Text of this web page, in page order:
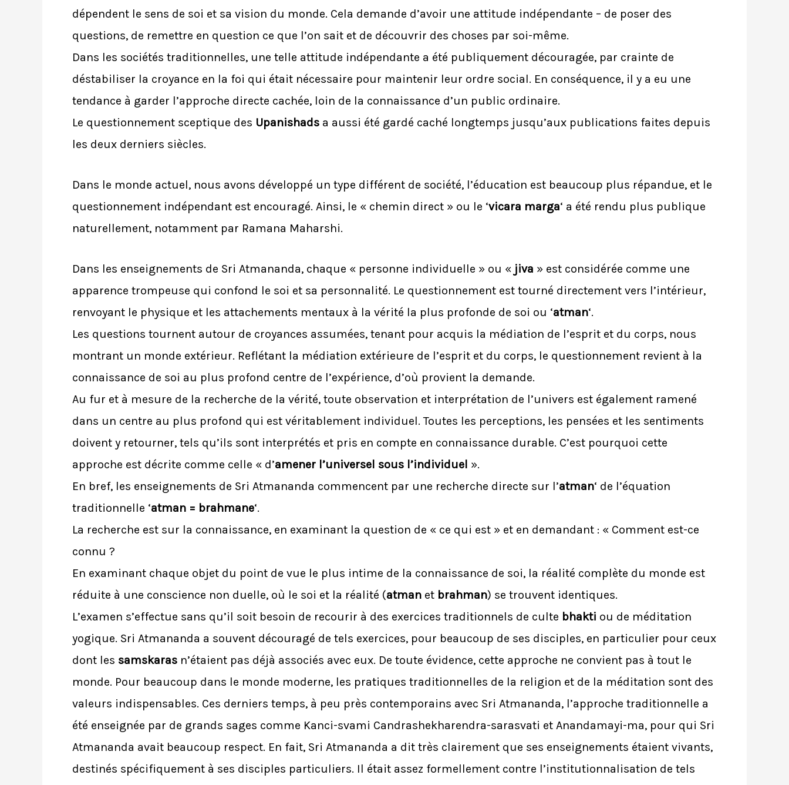
dépendent le sens de soi et sa vision du monde. Cela demande d’avoir une attitude indépendante – de poser des
questions, de remettre en question ce que l’on sait et de découvrir des choses par soi-même.
Dans les sociétés traditionnelles, une telle attitude indépendante a été publiquement découragée, par crainte de
déstabiliser la croyance en la foi qui était nécessaire pour maintenir leur ordre social. En conséquence, il y a eu une
tendance à garder l’approche directe cachée, loin de la connaissance d’un public ordinaire.
Le questionnement sceptique des Upanishads a aussi été gardé caché longtemps jusqu’aux publications faites depuis
les deux derniers siècles.
Dans le monde actuel, nous avons développé un type différent de société, l’éducation est beaucoup plus répandue, et le
questionnement indépendant est encouragé. Ainsi, le « chemin direct » ou le ‘vicara marga‘ a été rendu plus publique
naturellement, notamment par Ramana Maharshi.
Dans les enseignements de Sri Atmananda, chaque « personne individuelle » ou « jiva » est considérée comme une
apparence trompeuse qui confond le soi et sa personnalité. Le questionnement est tourné directement vers l’intérieur,
renvoyant le physique et les attachements mentaux à la vérité la plus profonde de soi ou ‘atman‘.
Les questions tournent autour de croyances assumées, tenant pour acquis la médiation de l’esprit et du corps, nous
montrant un monde extérieur. Reflétant la médiation extérieure de l’esprit et du corps, le questionnement revient à la
connaissance de soi au plus profond centre de l’expérience, d’où provient la demande.
Au fur et à mesure de la recherche de la vérité, toute observation et interprétation de l’univers est également ramené
dans un centre au plus profond qui est véritablement individuel. Toutes les perceptions, les pensées et les sentiments
doivent y retourner, tels qu’ils sont interprétés et pris en compte en connaissance durable. C’est pourquoi cette
approche est décrite comme celle « d’amener l’universel sous l’individuel ».
En bref, les enseignements de Sri Atmananda commencent par une recherche directe sur l’atman‘ de l’équation
traditionnelle ‘atman = brahmane‘.
La recherche est sur la connaissance, en examinant la question de « ce qui est » et en demandant : « Comment est-ce
connu ?
En examinant chaque objet du point de vue le plus intime de la connaissance de soi, la réalité complète du monde est
réduite à une conscience non duelle, où le soi et la réalité (atman et brahman) se trouvent identiques.
L’examen s’effectue sans qu’il soit besoin de recourir à des exercices traditionnels de culte bhakti ou de méditation
yogique. Sri Atmananda a souvent découragé de tels exercices, pour beaucoup de ses disciples, en particulier pour ceux
dont les samskaras n’étaient pas déjà associés avec eux. De toute évidence, cette approche ne convient pas à tout le
monde. Pour beaucoup dans le monde moderne, les pratiques traditionnelles de la religion et de la méditation sont des
valeurs indispensables. Ces derniers temps, à peu près contemporains avec Sri Atmananda, l’approche traditionnelle a
été enseignée par de grands sages comme Kanci-svami Candrashekharendra-sarasvati et Anandamayi-ma, pour qui Sri
Atmananda avait beaucoup respect. En fait, Sri Atmananda a dit très clairement que ses enseignements étaient vivants,
destinés spécifiquement à ses disciples particuliers. Il était assez formellement contre l’institutionnalisation de tels